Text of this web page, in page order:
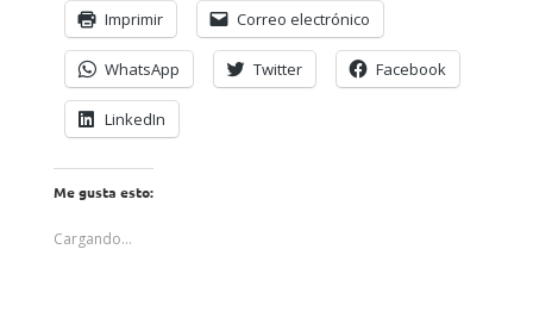
Imprimir Correo electrónico
WhatsApp Twitter Facebook
LinkedIn
Me gusta esto:
Cargando...